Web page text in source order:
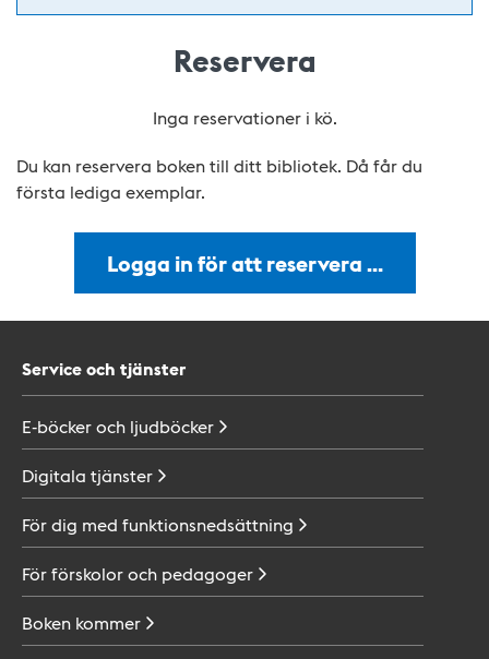
Reservera
Inga reservationer i kö.
Du kan reservera boken till ditt bibliotek. Då får du
första lediga exemplar.
Logga in för att reservera …
Service och tjänster
E-böcker och ljudböcker
Digitala tjänster
För dig med funktionsnedsättning
För förskolor och pedagoger
Boken kommer